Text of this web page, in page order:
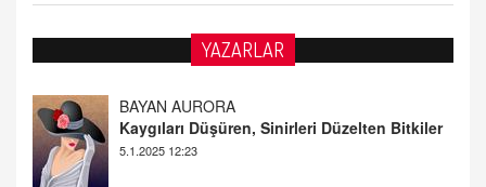
YAZARLAR
DOKTOR CİVANIM
Mastürbasyon ve Tatmin: Bir Keşif Yolculuğu
13.11.2024 22:51